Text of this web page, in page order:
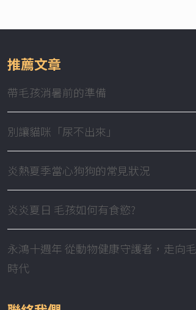
推薦文章
帶毛孩消暑前的準備
別讓貓咪「尿不出來」
炎熱夏季當心狗狗的常見狀況
炎炎夏日 毛孩如何有食慾?
永鴻十週年 從動物健康守護者，走向
時代